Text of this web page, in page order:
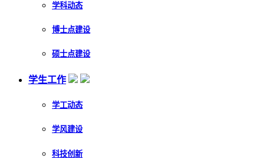
学科动态
博士点建设
硕士点建设
学生工作
学工动态
学风建设
科技创新